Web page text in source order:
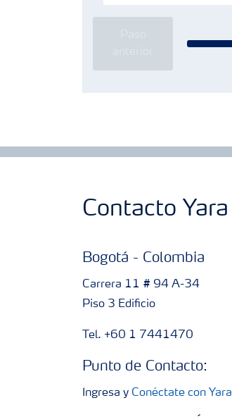
Contacto Yara
Bogotá - Colombia
Carrera 11 # 94 A-34
Piso 3 Edificio
Tel. +60 1 7441470
Punto de Contacto:
Ingresa y Conéctate con Yara